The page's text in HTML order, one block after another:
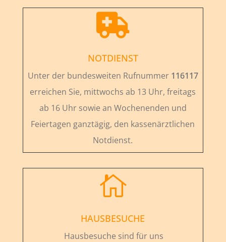

NOTDIENST
Unter der bundesweiten Rufnummer 116117
erreichen Sie, mittwochs ab 13 Uhr, freitags
ab 16 Uhr sowie an Wochenenden und
Feiertagen ganztägig, den kassenärztlichen
Notdienst.

HAUSBESUCHE
Hausbesuche sind für uns